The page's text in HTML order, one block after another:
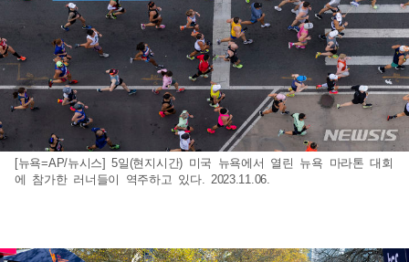
[뉴욕=AP/뉴시스] 5일(현지시간) 미국 뉴욕에서 열린 뉴욕 마라톤 대회
에 참가한 러너들이 역주하고 있다. 2023.11.06.